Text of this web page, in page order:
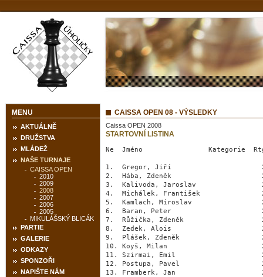
MENU
AKTUÁLNĚ
DRUŽSTVA
MLÁDEŽ
NAŠE TURNAJE
CAISSA OPEN
2010
2009
2008
2007
2006
2005
MIKULÁŠSKÝ BLICÁK
PARTIE
GALERIE
ODKAZY
SPONZOŘI
NAPIŠTE NÁM
CAISSA OPEN 08 - VÝSLEDKY
Caissa OPEN 2008
STARTOVNÍ LISTINA
Ne  Jméno                Kategorie
1.  Gregor, Jiří
2.  Hába, Zdeněk
3.  Kalivoda, Jaroslav
4.  Michálek, František
5.  Kamlach, Miroslav
6.  Baran, Peter
7.  Růžička, Zdeněk
8.  Zedek, Alois
9.  Plášek, Zdeněk
10. Koyš, Milan
11. Szirmai, Emil                     2088
12. Postupa, Pavel
13. Framberk, Jan